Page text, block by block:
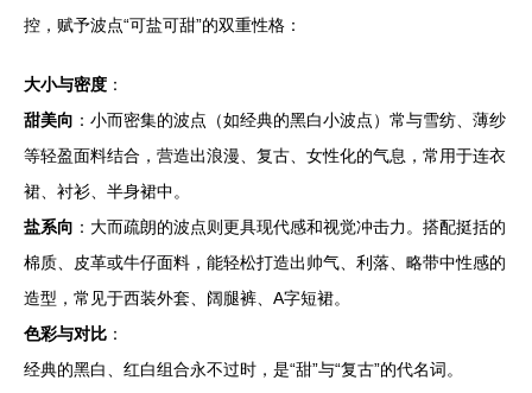
控，赋予波点“可盐可甜”的双重性格：
大小与密度 ：
甜美向 ：小而密集的波点（如经典的黑白小波点）常与雪纺、薄纱
等轻盈面料结合，营造出浪漫、复古、女性化的气息，常用于连衣
裙、衬衫、半身裙中。
盐系向 ：大而疏朗的波点则更具现代感和视觉冲击力。搭配挺括的
棉质、皮革或牛仔面料，能轻松打造出帅气、利落、略带中性感的
造型，常见于西装外套、阔腿裤、A字短裙。
色彩与对比 ：
经典的黑白、红白组合永不过时，是“甜”与“复古”的代名词。